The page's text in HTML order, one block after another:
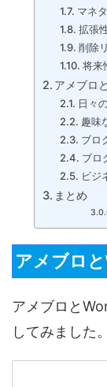
マネ
拡張
削除
将来
アメブロ
日々
趣味
ブロ
ブロ
ビジ
まとめ
アメブロ
アメブロと
してみました。